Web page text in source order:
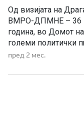
Од визијата на
ВМРО-ДПМНЕ – 36
година, во Домот
големи политички
еднопартискиот
организација –
пред 2 мес.